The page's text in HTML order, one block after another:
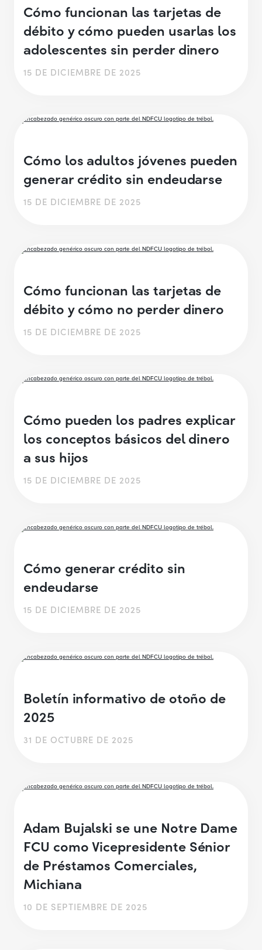
Cómo funcionan las tarjetas de
débito y cómo pueden usarlas los
adolescentes sin perder dinero
15 DE DICIEMBRE DE 2025
Cómo los adultos jóvenes pueden
generar crédito sin endeudarse
15 DE DICIEMBRE DE 2025
Cómo funcionan las tarjetas de
débito y cómo no perder dinero
15 DE DICIEMBRE DE 2025
Cómo pueden los padres explicar
los conceptos básicos del dinero
a sus hijos
15 DE DICIEMBRE DE 2025
Cómo generar crédito sin
endeudarse
15 DE DICIEMBRE DE 2025
Boletín informativo de otoño de
2025
31 DE OCTUBRE DE 2025
Adam Bujalski se une Notre Dame
FCU como Vicepresidente Sénior
de Préstamos Comerciales,
Michiana
10 DE SEPTIEMBRE DE 2025